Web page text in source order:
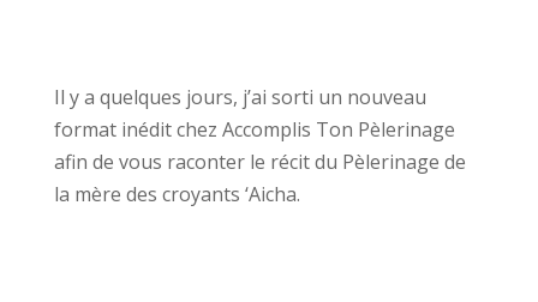
Il y a quelques jours, j’ai sorti un nouveau
format inédit chez Accomplis Ton Pèlerinage
afin de vous raconter le récit du Pèlerinage de
la mère des croyants ‘Aicha.